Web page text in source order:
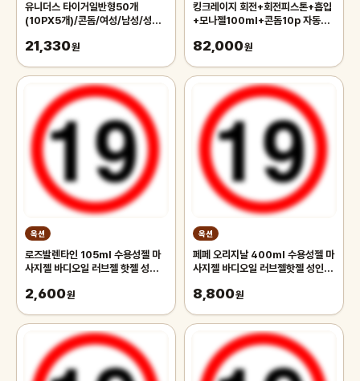
유니더스 타이거일반형50개
(10PX5개)/콘돔/여성/남성/성인/
21,330원
킹크레이지 회전+회전피스톤+흡입
+모나젤100ml+콘돔10p 자동오
브머신
82,000원
옥션
로즈발렌타인 105ml 수용성젤 마
사지젤 바디오일 러브젤 핫젤 성인용
림
2,600원
옥션
페페 오리지날 400ml 수용성젤 마
사지젤 바디오일 러브젤핫젤 성인용
림
8,800원